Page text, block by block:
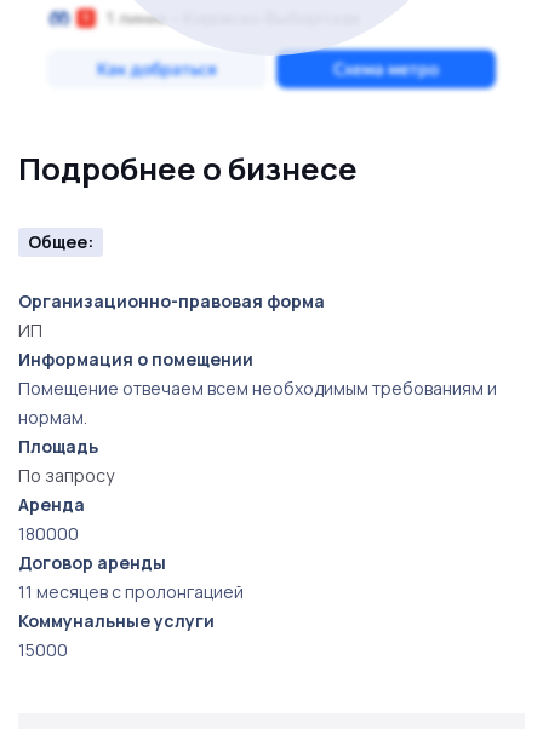
Подробнее о бизнесе
Общее:
Организационно-правовая форма
ИП
Информация о помещении
Помещение отвечаем всем необходимым требованиям и
нормам.
Площадь
По запросу
Аренда
180000
Договор аренды
11 месяцев с пролонгацией
Коммунальные услуги
15000